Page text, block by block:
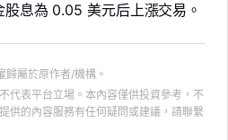
息為 0.05 美元后上漲交易。
歸屬於原作者/機構。
代表平台立場。本內容僅供投資參考，不
供的內容服務有任何疑問或建議，請聯繫